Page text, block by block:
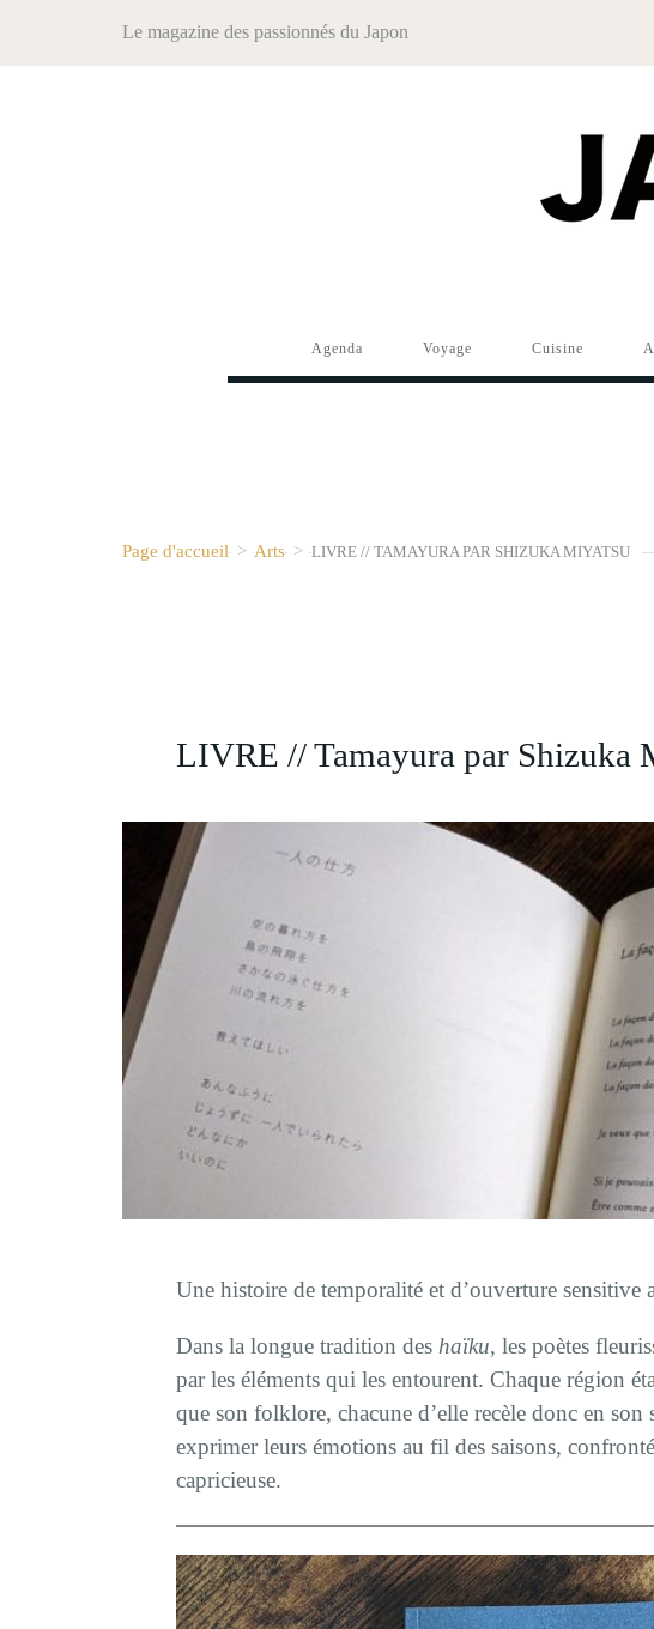
Le magazine des passionnés du Japon
Agenda Voyage Cuisine
Page d'accueil > Arts > LIVRE // TAMAYURA PAR SHIZUKA MIYATSU
LIVRE // Tamayura par Shizuka
Une histoire de temporalité et d’ouverture sensitive
Dans la longue tradition des haïku, les poètes
par les éléments qui les entourent. Chaque région
que son folklore, chacune d’elle recèle donc en son
exprimer leurs émotions au fil des saisons,
capricieuse.